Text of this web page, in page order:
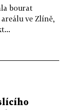
bourat
ve Zlíně,